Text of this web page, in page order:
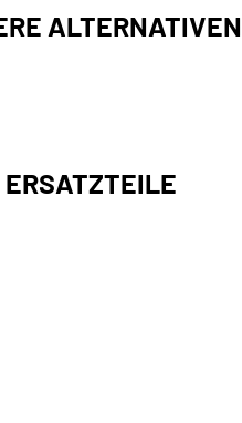
ALTERNATIVEN
ERSATZTEILE